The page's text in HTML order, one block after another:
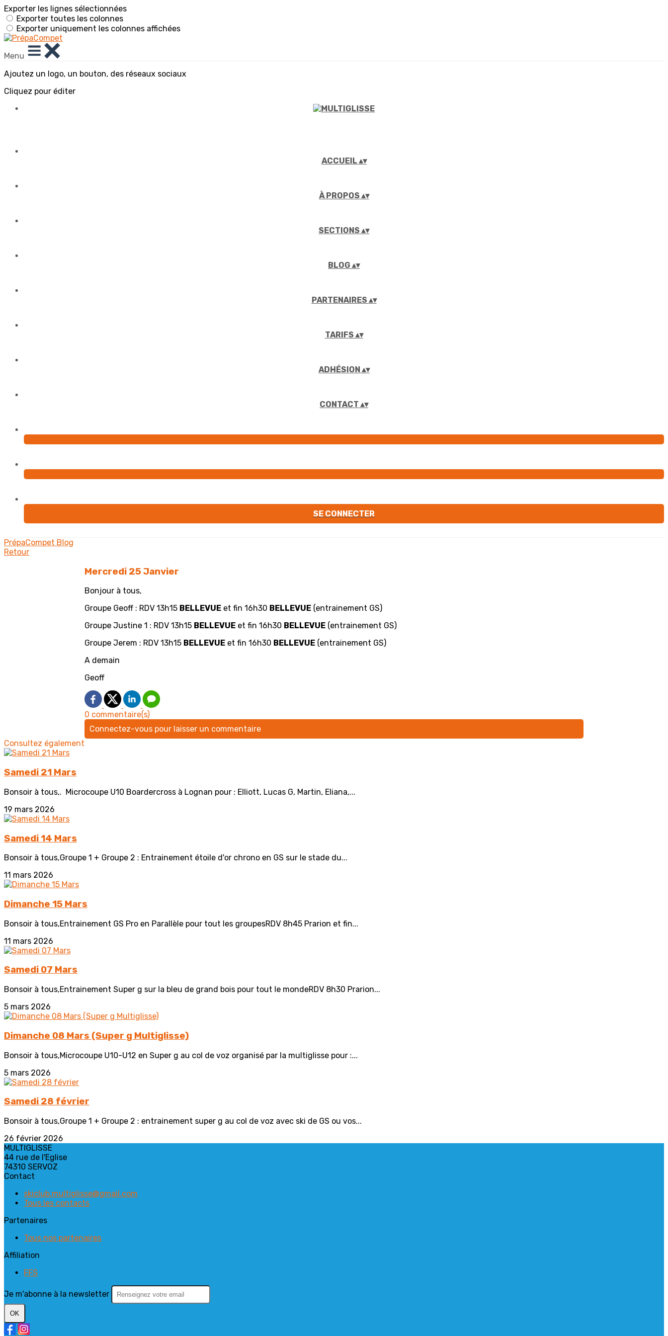
Exporter les lignes sélectionnées
Exporter toutes les colonnes
Exporter uniquement les colonnes affichées
Menu
Ajoutez un logo, un bouton, des réseaux sociaux
Cliquez pour éditer
ACCUEIL ▴▾
À PROPOS ▴▾
SECTIONS ▴▾
BLOG ▴▾
PARTENAIRES ▴▾
TARIFS ▴▾
ADHÉSION ▴▾
CONTACT ▴▾
SE CONNECTER
PrépaCompet Blog
Retour
Mercredi 25 Janvier
Bonjour à tous,
Groupe Geoff : RDV 13h15 BELLEVUE et fin 16h30 BELLEVUE (entrainement GS)
Groupe Justine 1 : RDV 13h15 BELLEVUE et fin 16h30 BELLEVUE (entrainement GS)
Groupe Jerem : RDV 13h15 BELLEVUE et fin 16h30 BELLEVUE (entrainement GS)
A demain
Geoff
0 commentaire(s)
Connectez-vous pour laisser un commentaire
Consultez également
Samedi 21 Mars
Bonsoir à tous,. Microcoupe U10 Boardercross à Lognan pour : Elliott, Lucas G, Martin, Eliana,...
19 mars 2026
Samedi 14 Mars
Bonsoir à tous,Groupe 1 + Groupe 2 : Entrainement étoile d'or chrono en GS sur le stade du...
11 mars 2026
Dimanche 15 Mars
Bonsoir à tous,Entrainement GS Pro en Parallèle pour tout les groupesRDV 8h45 Prarion et fin...
11 mars 2026
Samedi 07 Mars
Bonsoir à tous,Entrainement Super g sur la bleu de grand bois pour tout le mondeRDV 8h30 Prarion...
5 mars 2026
Dimanche 08 Mars (Super g Multiglisse)
Bonsoir à tous,Microcoupe U10-U12 en Super g au col de voz organisé par la multiglisse pour :...
5 mars 2026
Samedi 28 février
Bonsoir à tous,Groupe 1 + Groupe 2 : entrainement super g au col de voz avec ski de GS ou vos...
26 février 2026
MULTIGLISSE
44 rue de l'Eglise
74310 SERVOZ
Contact
skiclub.multiglisse@gmail.com
Tous les contacts
Partenaires
Tous nos partenaires
Affiliation
FFS
Je m'abonne à la newsletter
OK